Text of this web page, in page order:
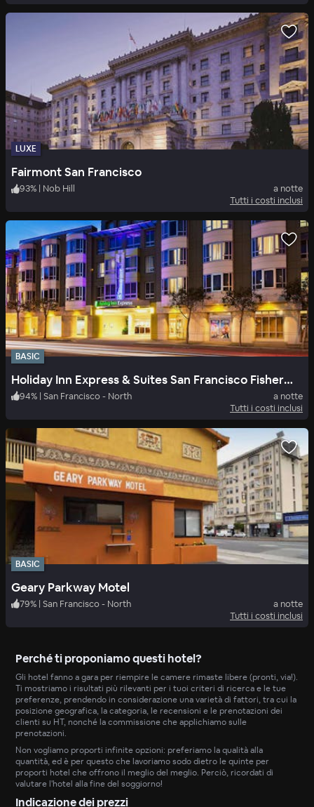
LUXE
Fairmont San Francisco
93% | Nob Hill
a notte
Tutti i costi inclusi
BASIC
Holiday Inn Express & Suites San Francisco Fishermans Wharf
94% | San Francisco - North
a notte
Tutti i costi inclusi
BASIC
Geary Parkway Motel
79% | San Francisco - North
a notte
Tutti i costi inclusi
Perché ti proponiamo questi hotel?
Gli hotel fanno a gara per riempire le camere rimaste libere (pronti, via!).
Ti mostriamo i risultati più rilevanti per i tuoi criteri di ricerca e le tue
preferenze, prendendo in considerazione una varietà di fattori, tra cui la
posizione geografica, la categoria, le recensioni e le prenotazioni dei
clienti su HT, nonché la commissione che applichiamo sulle
prenotazioni.
Non vogliamo proporti infinite opzioni: preferiamo la qualità alla
quantità, ed è per questo che lavoriamo sodo dietro le quinte per
proporti hotel che offrono il meglio del meglio. Perciò, ricordati di
valutare l'hotel alla fine del soggiorno!
Indicazione dei prezzi